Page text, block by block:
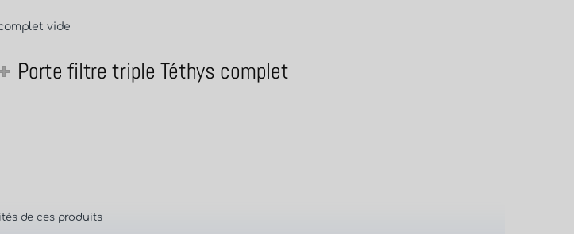
vide
Porte filtre triple Téthys complet
de ces produits